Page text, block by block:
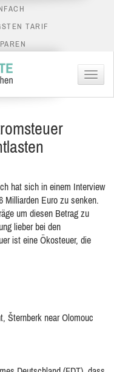
TARIF
Menü
hat sich in einem Interview
Milliarden Euro zu senken.
um diesen Betrag zu
lieber bei den
ist eine Ökosteuer, die
Šternberk near Olomouc